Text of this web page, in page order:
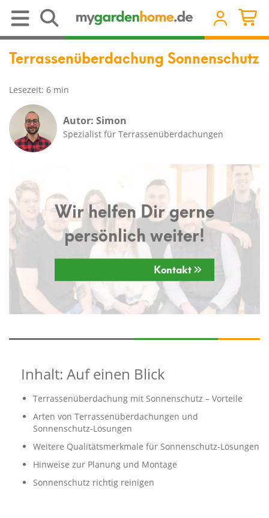
Terrassenüberdachung Sonnenschutz
Lesezeit: 6 min
Autor: Simon
Spezialist für Terrassenüberdachungen
Wir helfen Dir gerne
persönlich weiter!
Kontakt
Inhalt: Auf einen Blick
Terrassenüberdachung mit Sonnenschutz – Vorteile
Arten von Terrassenüberdachungen und
Sonnenschutz-Lösungen
Weitere Qualitätsmerkmale für Sonnenschutz-Lösungen
Hinweise zur Planung und Montage
Sonnenschutz richtig reinigen